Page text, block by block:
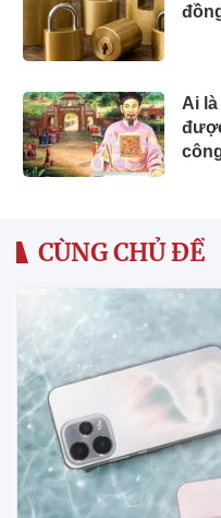
Ai
CÙNG CHỦ ĐỀ